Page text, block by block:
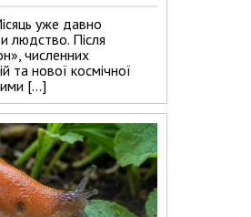
уже давно
людство. Після
численних
та нової космічної
[…]